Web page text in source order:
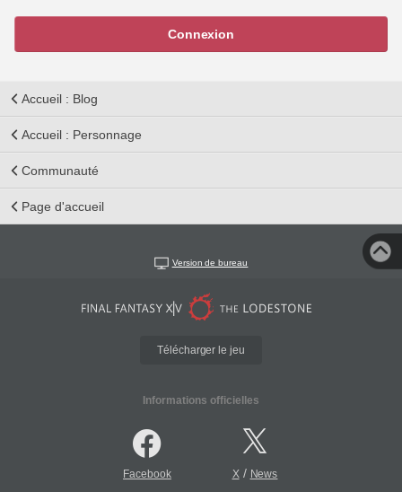
Connexion
Accueil : Blog
Accueil : Personnage
Communauté
Page d'accueil
Version de bureau
Télécharger le jeu
Informations officielles
Facebook X/ News